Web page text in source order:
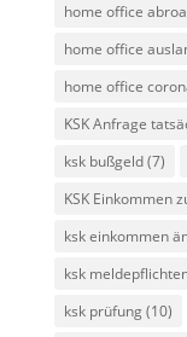
home office
home office
home office
KSK Anfrage
ksk bußgeld(7)
KSK Einkommen
ksk einkommen
ksk
ksk prüfung(10)